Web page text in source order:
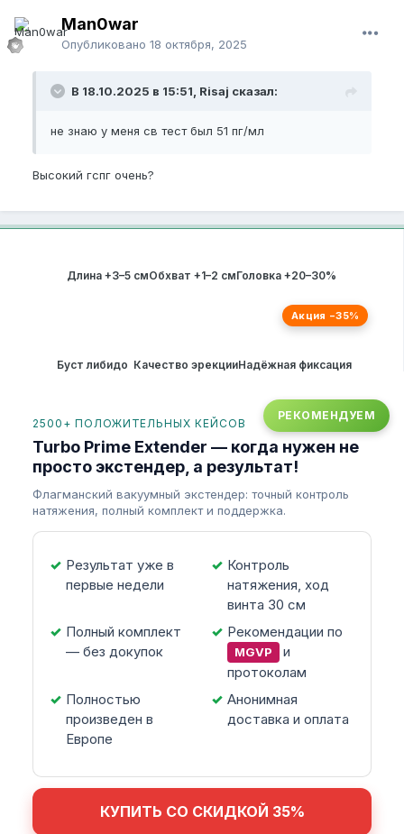
Man0war
Опубликовано 18 октября, 2025
В 18.10.2025 в 15:51, Risaj сказал:
не знаю у меня св тест был 51 пг/мл
Высокий гспг очень?
Длина +3–5 смОбхват +1–2 смГоловка +20–30%
Акция −35%
Буст либидо Качество эрекцииНадёжная фиксация
РЕКОМЕНДУЕМ
2500+ ПОЛОЖИТЕЛЬНЫХ КЕЙСОВ
Turbo Prime Extender — когда нужен не
просто экстендер, а результат!
Флагманский вакуумный экстендер: точный контроль
натяжения, полный комплект и поддержка.
Результат уже в
первые недели
Контроль
натяжения, ход
винта 30 см
Полный комплект
— без докупок
Рекомендации по
MGVP
и
протоколам
Полностью
произведен в
Европе
Анонимная
доставка и оплата
КУПИТЬ СО СКИДКОЙ 35%